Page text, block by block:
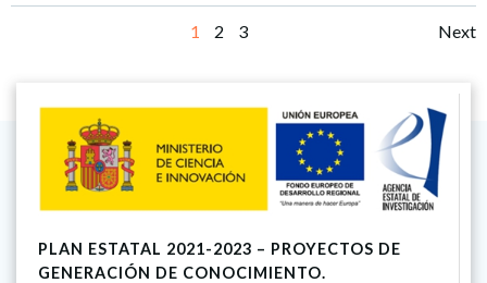
Navegación
las
entradas
Página
1 Página
2 Página
3 Next
PLAN ESTATAL 2021-2023 – PROYECTOS DE
GENERACIÓN DE CONOCIMIENTO.